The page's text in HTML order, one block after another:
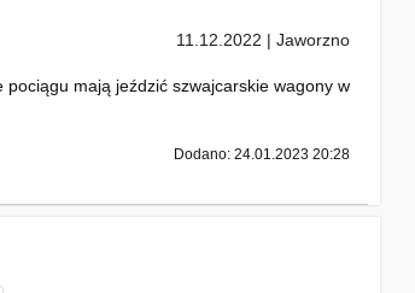
11.12.2022 | Jaworzno
mają jeździć szwajcarskie wagony w
Dodano: 24.01.2023 20:28